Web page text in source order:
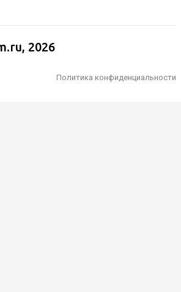
2026
Политика конфиденциальности